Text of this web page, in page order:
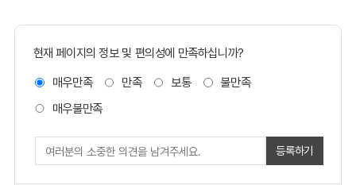
현재 페이지의 정보 및 편의성에 만족하십니까?
매우만족
만족 보통
불만족
매우불만족
등록하기